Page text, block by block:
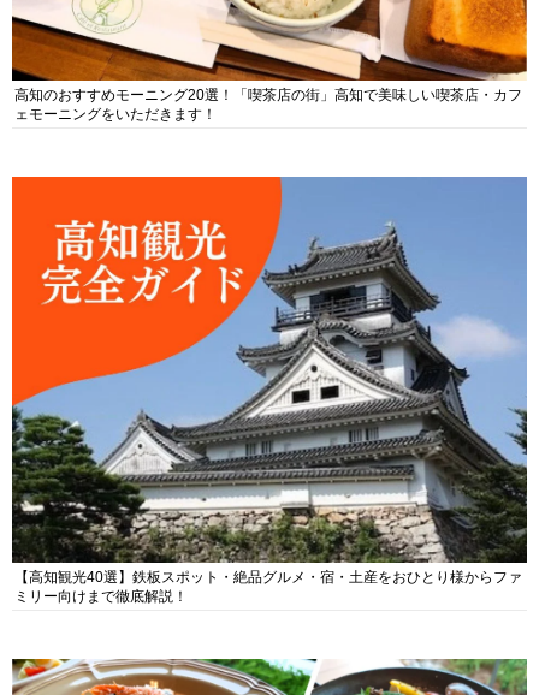
高知のおすすめモーニング20選！「喫茶店の街」高知で美味しい喫茶店・カフ
ェモーニングをいただきます！
【高知観光40選】鉄板スポット・絶品グルメ・宿・土産をおひとり様からファ
ミリー向けまで徹底解説！